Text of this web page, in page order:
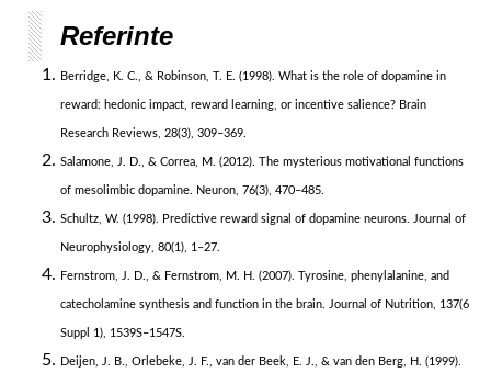
Referinte
Berridge, K. C., & Robinson, T. E. (1998). What is the role of dopamine in
reward: hedonic impact, reward learning, or incentive salience? Brain
Research Reviews, 28(3), 309–369.
Salamone, J. D., & Correa, M. (2012). The mysterious motivational functions
of mesolimbic dopamine. Neuron, 76(3), 470–485.
Schultz, W. (1998). Predictive reward signal of dopamine neurons. Journal of
Neurophysiology, 80(1), 1–27.
Fernstrom, J. D., & Fernstrom, M. H. (2007). Tyrosine, phenylalanine, and
catecholamine synthesis and function in the brain. Journal of Nutrition, 137(6
Suppl 1), 1539S–1547S.
Deijen, J. B., Orlebeke, J. F., van der Beek, E. J., & van den Berg, H. (1999).